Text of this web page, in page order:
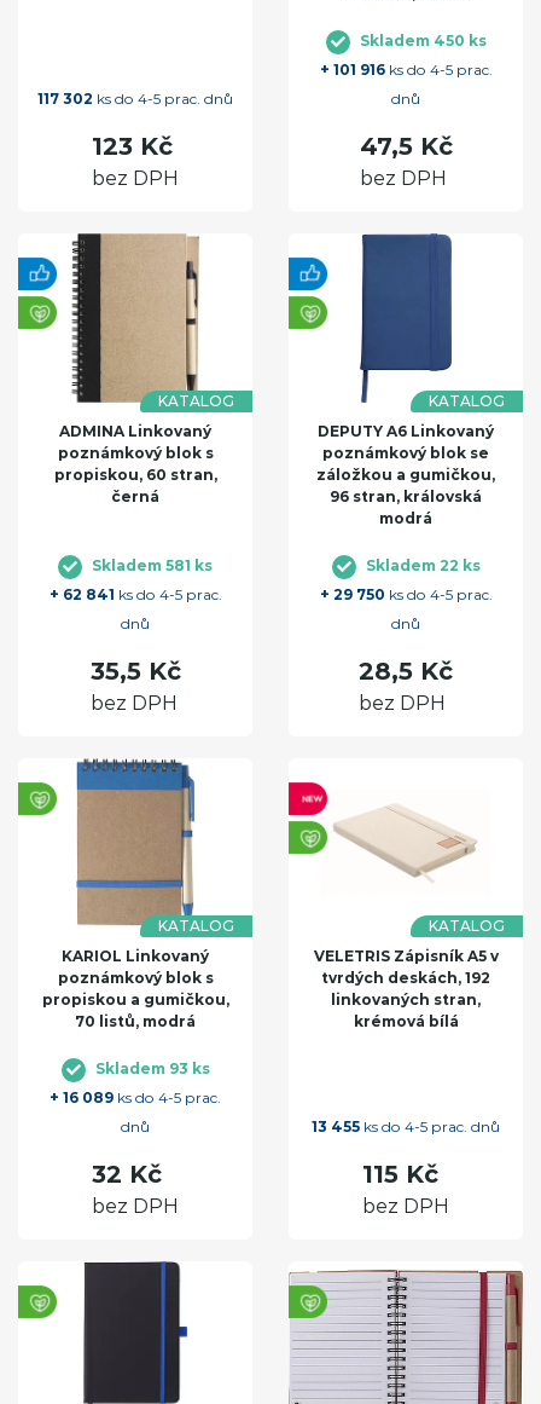
117 302 ks do 4-5 prac. dnů
123 Kč
bez DPH
Skladem 450 ks
+ 101 916ks do 4-5 prac.
dnů
47,5 Kč
bez DPH
KATALOG
ADMINA Linkovaný
poznámkový blok s
propiskou, 60 stran,
černá
Skladem 581 ks
+ 62 841 ks do 4-5 prac.
dnů
35,5 Kč
bez DPH
KATALOG
DEPUTY A6 Linkovaný
poznámkový blok se
záložkou a gumičkou,
96 stran, královská
modrá
Skladem 22 ks
+ 29 750 ks do 4-5 prac.
dnů
28,5 Kč
bez DPH
KATALOG
KARIOL Linkovaný
poznámkový blok s
propiskou a gumičkou,
70 listů, modrá
Skladem 93 ks
+ 16 089 ks do 4-5 prac.
dnů
32 Kč
bez DPH
KATALOG
VELETRIS Zápisník A5 v
tvrdých deskách, 192
linkovaných stran,
krémová bílá
13 455 ks do 4-5 prac. dnů
115 Kč
bez DPH